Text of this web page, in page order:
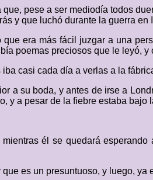
pese a ser mediodía todos
y que luchó durante la guerra en
era más fácil juzgar a una
poemas preciosos que le leyó,
casi cada día a verlas a la
a su boda, y antes de irse a
y a pesar de la fiebre estaba
él se quedará
es un presuntuoso, y luego,